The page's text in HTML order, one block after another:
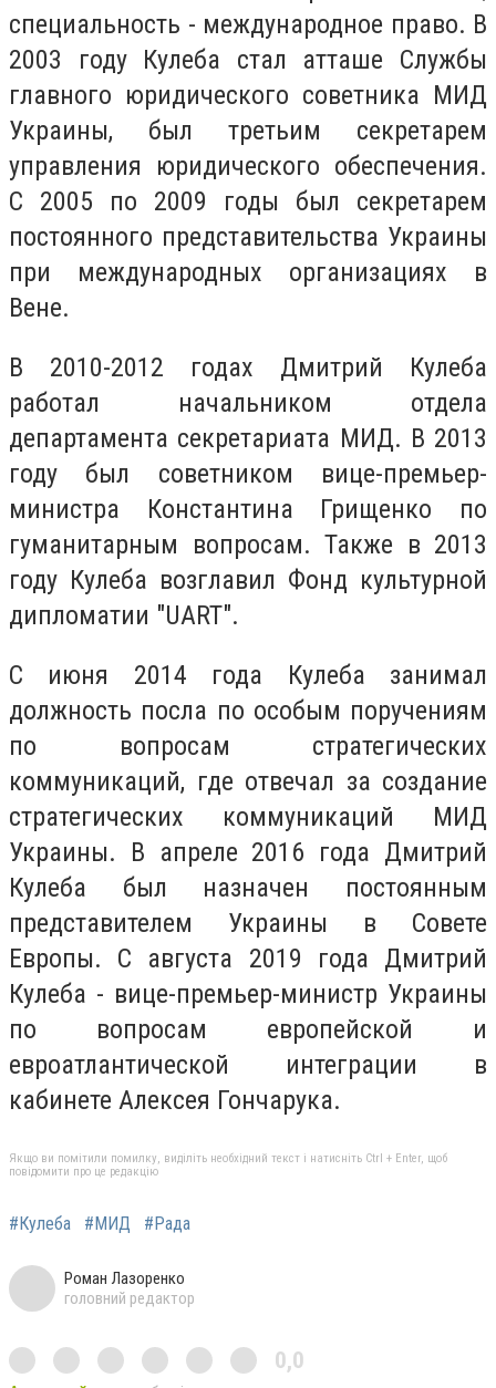
специальность - международное право. В
2003 году Кулеба стал атташе Службы
главного юридического советника МИД
Украины, был третьим секретарем
управления юридического обеспечения.
С 2005 по 2009 годы был секретарем
постоянного представительства Украины
при международных организациях в
Вене.
В 2010-2012 годах Дмитрий Кулеба
работал начальником отдела
департамента секретариата МИД. В 2013
году был советником вице-премьер-
министра Константина Грищенко по
гуманитарным вопросам. Также в 2013
году Кулеба возглавил Фонд культурной
дипломатии "UART".
С июня 2014 года Кулеба занимал
должность посла по особым поручениям
по вопросам стратегических
коммуникаций, где отвечал за создание
стратегических коммуникаций МИД
Украины. В апреле 2016 года Дмитрий
Кулеба был назначен постоянным
представителем Украины в Совете
Европы. С августа 2019 года Дмитрий
Кулеба - вице-премьер-министр Украины
по вопросам европейской и
евроатлантической интеграции в
кабинете Алексея Гончарука.
Якщо ви помітили помилку, виділіть необхідний текст і натисніть Ctrl + Enter, щоб
повідомити про це редакцію
#Кулеба #МИД #Рада
Роман Лазоренко
головний редактор
0,0